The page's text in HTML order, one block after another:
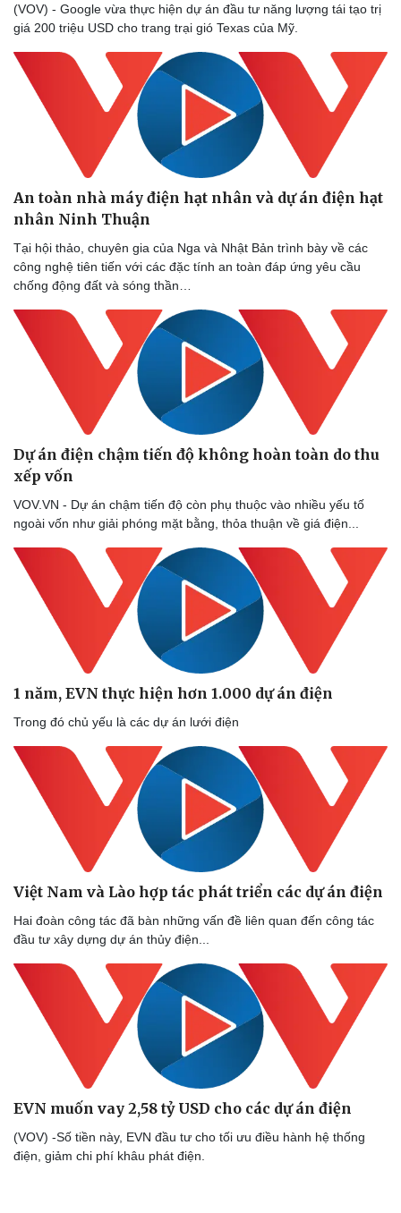
Doanh nghiệp
Thông tin doanh nghiệp
Công nghệ
(VOV) - Google vừa thực hiện dự án đầu tư năng lượng tái tạo trị
giá 200 triệu USD cho trang trại gió Texas của Mỹ.
An toàn nhà máy điện hạt nhân và dự án điện hạt
nhân Ninh Thuận
Tại hội thảo, chuyên gia của Nga và Nhật Bản trình bày về các
công nghệ tiên tiến với các đặc tính an toàn đáp ứng yêu cầu
chống động đất và sóng thần…
Dự án điện chậm tiến độ không hoàn toàn do thu
xếp vốn
VOV.VN - Dự án chậm tiến độ còn phụ thuộc vào nhiều yếu tố
ngoài vốn như giải phóng mặt bằng, thỏa thuận về giá điện...
1 năm, EVN thực hiện hơn 1.000 dự án điện
Trong đó chủ yếu là các dự án lưới điện
Việt Nam và Lào hợp tác phát triển các dự án điện
Hai đoàn công tác đã bàn những vấn đề liên quan đến công tác
đầu tư xây dựng dự án thủy điện...
EVN muốn vay 2,58 tỷ USD cho các dự án điện
(VOV) -Số tiền này, EVN đầu tư cho tối ưu điều hành hệ thống
điện, giảm chi phí khâu phát điện.